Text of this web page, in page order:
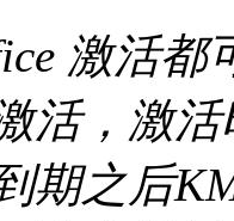
激活都
活，激
期之后